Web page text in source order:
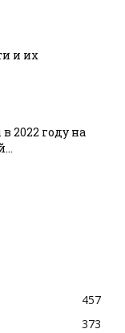
и их
2022 году на
457
373